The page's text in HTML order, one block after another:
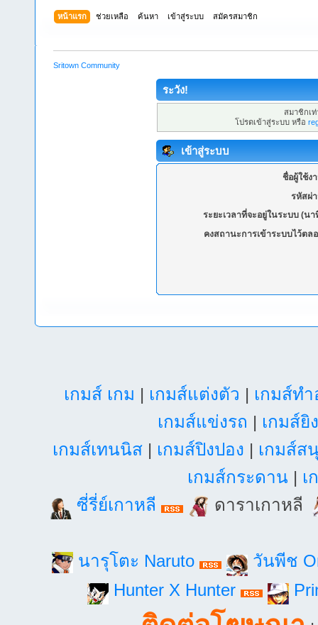
หน้าแรก ช่วยเหลือ ค้นหา เข้าสู่ระบบ สมัครสมาชิก
Sritown Community
ระวัง!
สมาชิกเ
โปรดเข้าสู่ระบบ หรือ
เข้าสู่ระบบ
ชื่อผู้ใช้ง
รหัสผ่
ระยะเวลาที่จะอยู่ในระบบ (นา
คงสถานะการเข้าระบบไว้ตล
เกมส์ เกม | เกมส์แต่งตัว | เกมส์ท
เกมส์แข่งรถ | เกมส์ยิ
เกมส์เทนนิส| เกมส์ปิงปอง | เกมส์ส
เกมส์กระดาน | เ
ซี่รี่ย์เกาหลี
ดาราเกาหลี
นารุโตะ Naruto
วันพีช
Hunter X Hunter